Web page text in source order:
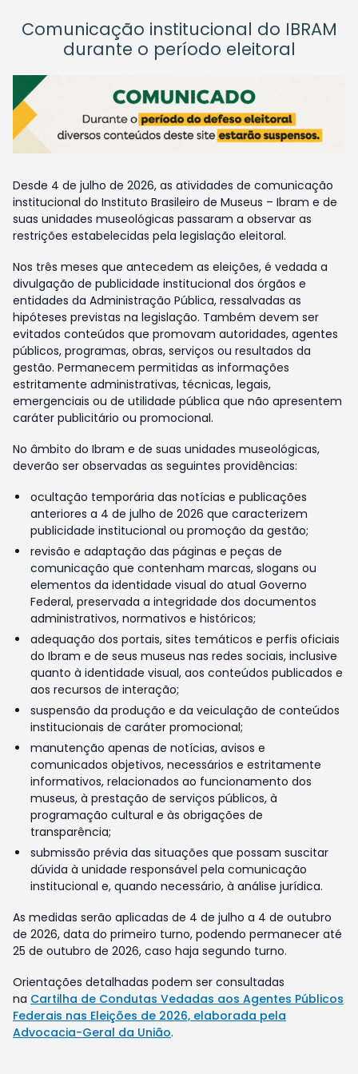
Comunicação institucional do IBRAM
durante o período eleitoral
Desde 4 de julho de 2026, as atividades de comunicação
institucional do Instituto Brasileiro de Museus – Ibram e de
suas unidades museológicas passaram a observar as
restrições estabelecidas pela legislação eleitoral.
Nos três meses que antecedem as eleições, é vedada a
divulgação de publicidade institucional dos órgãos e
entidades da Administração Pública, ressalvadas as
hipóteses previstas na legislação. Também devem ser
evitados conteúdos que promovam autoridades, agentes
públicos, programas, obras, serviços ou resultados da
gestão. Permanecem permitidas as informações
estritamente administrativas, técnicas, legais,
emergenciais ou de utilidade pública que não apresentem
caráter publicitário ou promocional.
No âmbito do Ibram e de suas unidades museológicas,
deverão ser observadas as seguintes providências:
ocultação temporária das notícias e publicações
anteriores a 4 de julho de 2026 que caracterizem
publicidade institucional ou promoção da gestão;
revisão e adaptação das páginas e peças de
comunicação que contenham marcas, slogans ou
elementos da identidade visual do atual Governo
Federal, preservada a integridade dos documentos
administrativos, normativos e históricos;
adequação dos portais, sites temáticos e perfis oficiais
do Ibram e de seus museus nas redes sociais, inclusive
quanto à identidade visual, aos conteúdos publicados e
aos recursos de interação;
suspensão da produção e da veiculação de conteúdos
institucionais de caráter promocional;
manutenção apenas de notícias, avisos e
comunicados objetivos, necessários e estritamente
informativos, relacionados ao funcionamento dos
museus, à prestação de serviços públicos, à
programação cultural e às obrigações de
transparência;
submissão prévia das situações que possam suscitar
dúvida à unidade responsável pela comunicação
institucional e, quando necessário, à análise jurídica.
As medidas serão aplicadas de 4 de julho a 4 de outubro
de 2026, data do primeiro turno, podendo permanecer até
25 de outubro de 2026, caso haja segundo turno.
Orientações detalhadas podem ser consultadas
na Cartilha de Condutas Vedadas aos Agentes Públicos
Federais nas Eleições de 2026, elaborada pela
Advocacia-Geral da União.